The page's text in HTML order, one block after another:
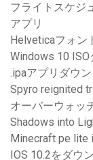
フライトスケジ
アプリ
Helveticaフォン
Windows 10
.ipaアプリダウ
Spyro reignited
オーバーウォッ
Shadows into
Minecraft pe lite
IOS 10.2をダウ